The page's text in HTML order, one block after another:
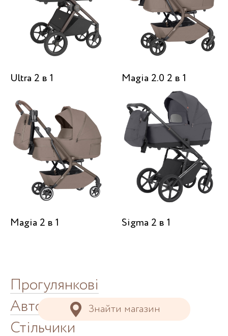
Знайти магазин
Ultra 2 в 1 Magia 2.0 2 в 1
Magia 2 в 1 Sigma 2 в 1
Прогулянкові
Автокрісла
Стільчики